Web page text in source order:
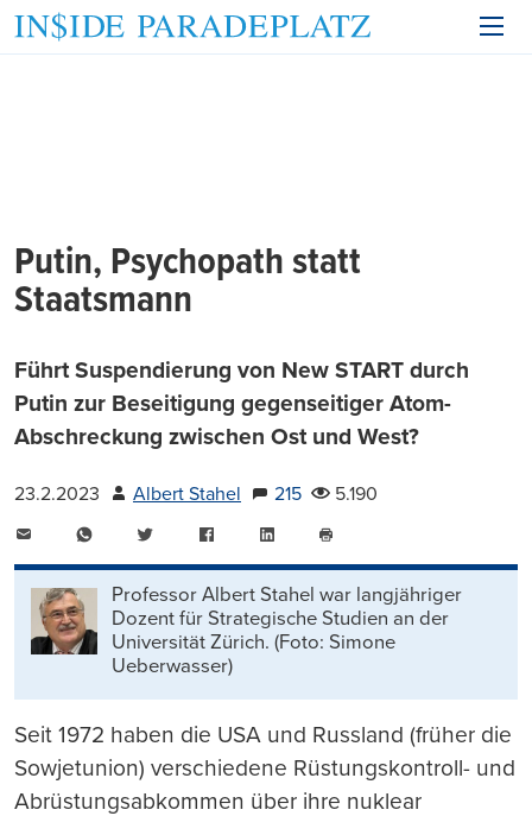
Putin, Psychopath statt
Staatsmann
Führt Suspendierung von New START durch
Putin zur Beseitigung gegenseitiger Atom-
Abschreckung zwischen Ost und West?
23.2.2023 Albert Stahel 215
5.190
WhatsAppTwitter FacebookLinkedIn
drucken
Professor Albert Stahel war langjähriger
Dozent für Strategische Studien an der
Universität Zürich. (Foto: Simone
Ueberwasser)
Seit 1972 haben die USA und Russland (früher die
Sowjetunion) verschiedene Rüstungskontroll- und
Abrüstungsabkommen über ihre nuklear